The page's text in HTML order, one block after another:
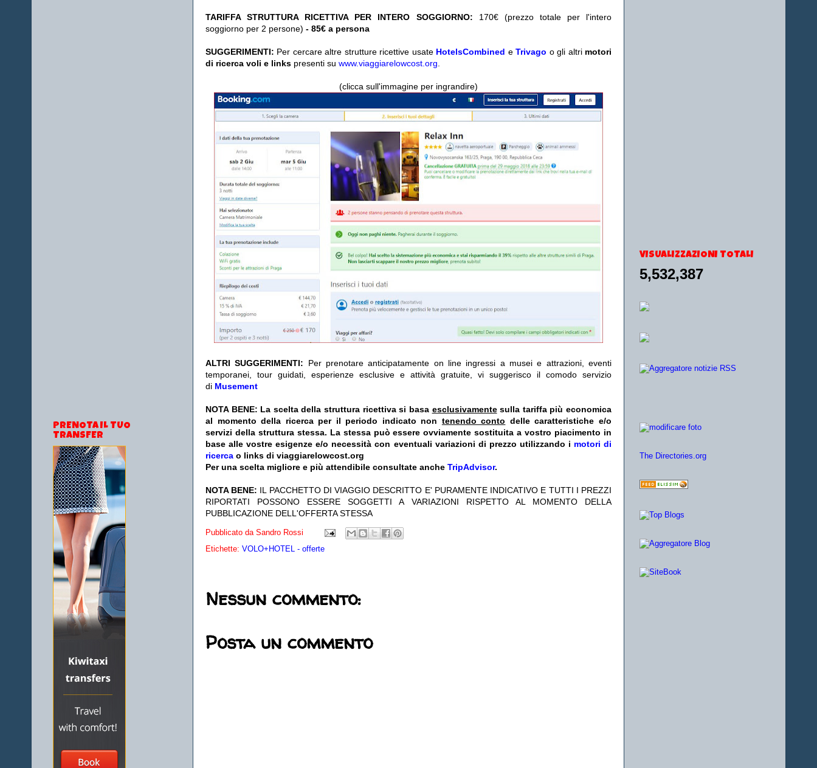
TARIFFA STRUTTURA RICETTIVA PER INTERO SOGGIORNO: 170€ (prezzo totale per l'intero
soggiorno per 2 persone) - 85€ a persona
SUGGERIMENTI: Per cercare altre strutture ricettive usate HotelsCombined eTrivago o gli altri motori
di ricerca voli e links presenti su www.viaggiarelowcost.org
(clicca sull'immagine per ingrandire)
ALTRI SUGGERIMENTI: Per prenotare anticipatamente on line ingressi a musei e attrazioni, eventi
temporanei, tour guidati, esperienze esclusive e attività gratuite, vi suggerisco il comodo servizio
di Musement
NOTA BENE: La scelta della struttura ricettiva si basa esclusivamentesulla tariffa più economica
al momento della ricerca per il periodo indicato non tenendo conto delle caratteristiche e/o
servizi della struttura stessa. La stessa può essere ovviamente sostituita a vostro piacimento in
base alle vostre esigenze e/o necessità con eventuali variazioni di prezzo utilizzando i motori di
ricerca o links di viaggiarelowcost.org
Per una scelta migliore e più attendibile consultate anche TripAdvisor.
NOTA BENE: IL PACCHETTO DI VIAGGIO DESCRITTO E' PURAMENTE INDICATIVO E TUTTI I PREZZI
RIPORTATI POSSONO ESSERE SOGGETTI A VARIAZIONI RISPETTO AL MOMENTO DELLA
PUBBLICAZIONE DELL'OFFERTA STESSA
Pubblicato da Sandro Rossi
Etichette: VOLO+HOTEL - offerte
Nessun commento:
Posta un commento
PRENOTA IL TUO
TRANSFER
VISUALIZZAZIONI TOTALI
5,532,387
The Directories.org